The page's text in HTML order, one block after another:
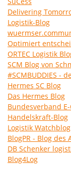
Delivering
Logistik-Blog
Optimiert
ORTEC Logistik
SCM Blog von
#SCMBUDDIES -
Hermes SC Blog
Das Hermes Blog
Bundesverband
Handelskraft-Blog
Logistik Watchblog
BlogPR - Blog des
DB Schenker
Blog4Log